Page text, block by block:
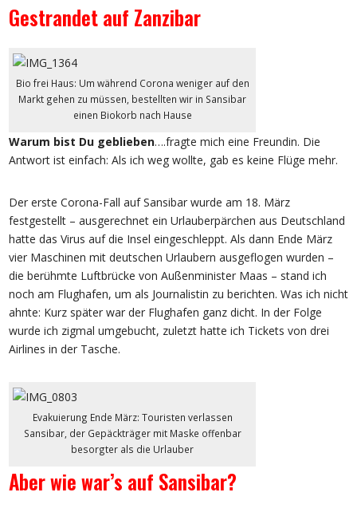
Gestrandet auf Zanzibar
Bio frei Haus: Um während Corona weniger auf den
Markt gehen zu müssen, bestellten wir in Sansibar
einen Biokorb nach Hause
Warum bist Du geblieben….fragte mich eine Freundin. Die
Antwort ist einfach: Als ich weg wollte, gab es keine Flüge mehr.
Der erste Corona-Fall auf Sansibar wurde am 18. März
festgestellt – ausgerechnet ein Urlauberpärchen aus Deutschland
hatte das Virus auf die Insel eingeschleppt. Als dann Ende März
vier Maschinen mit deutschen Urlaubern ausgeflogen wurden –
die berühmte Luftbrücke von Außenminister Maas – stand ich
noch am Flughafen, um als Journalistin zu berichten. Was ich nicht
ahnte: Kurz später war der Flughafen ganz dicht. In der Folge
wurde ich zigmal umgebucht, zuletzt hatte ich Tickets von drei
Airlines in der Tasche.
Evakuierung Ende März: Touristen verlassen
Sansibar, der Gepäckträger mit Maske offenbar
besorgter als die Urlauber
Aber wie war’s auf Sansibar?